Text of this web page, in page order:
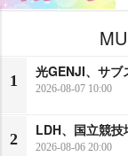
1
光GENJI、サブ
2026-08-07 10:00
2
LDH、国立競技
2026-08-06 20:00